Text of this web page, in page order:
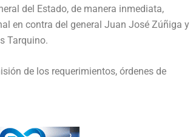
del Estado, de manera inmediata,
en contra del general Juan José Zúñiga y
Tarquino.
de los requerimientos, órdenes de